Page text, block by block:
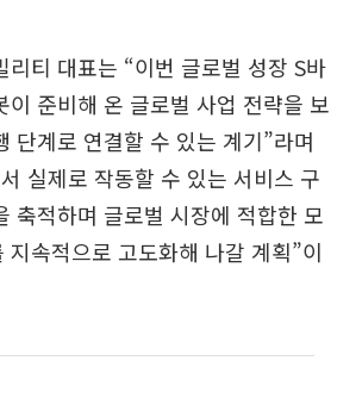
리티 대표는 “이번 글로벌 성장 S바
이 준비해 온 글로벌 사업 전략을 보
단계로 연결할 수 있는 계기”라며
실제로 작동할 수 있는 서비스 구
축적하며 글로벌 시장에 적합한 모
지속적으로 고도화해 나갈 계획”이